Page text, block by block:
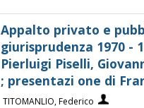
Appalto privato e
giurisprudenza 1970 -
Pierluigi Piselli,
; presentazi one di
TITOMANLIO, Federico